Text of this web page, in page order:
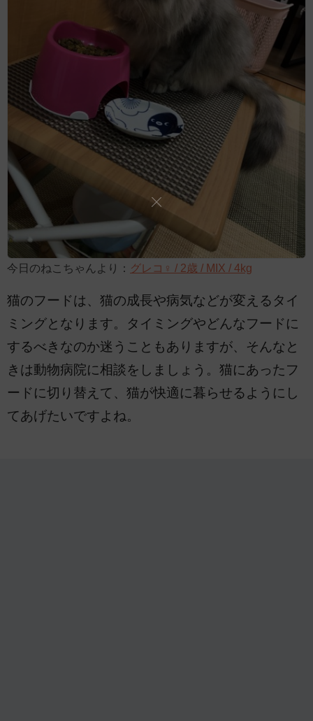
今日のねこちゃんより： グレコ♀ / 2歳 / MIX / 4kg
猫のフードは、猫の成長や病気などが変えるタイ
ミングとなります。タイミングやどんなフードに
するべきなのか迷うこともありますが、そんなと
きは動物病院に相談をしましょう。猫にあったフ
ードに切り替えて、猫が快適に暮らせるようにし
てあげたいですよね。